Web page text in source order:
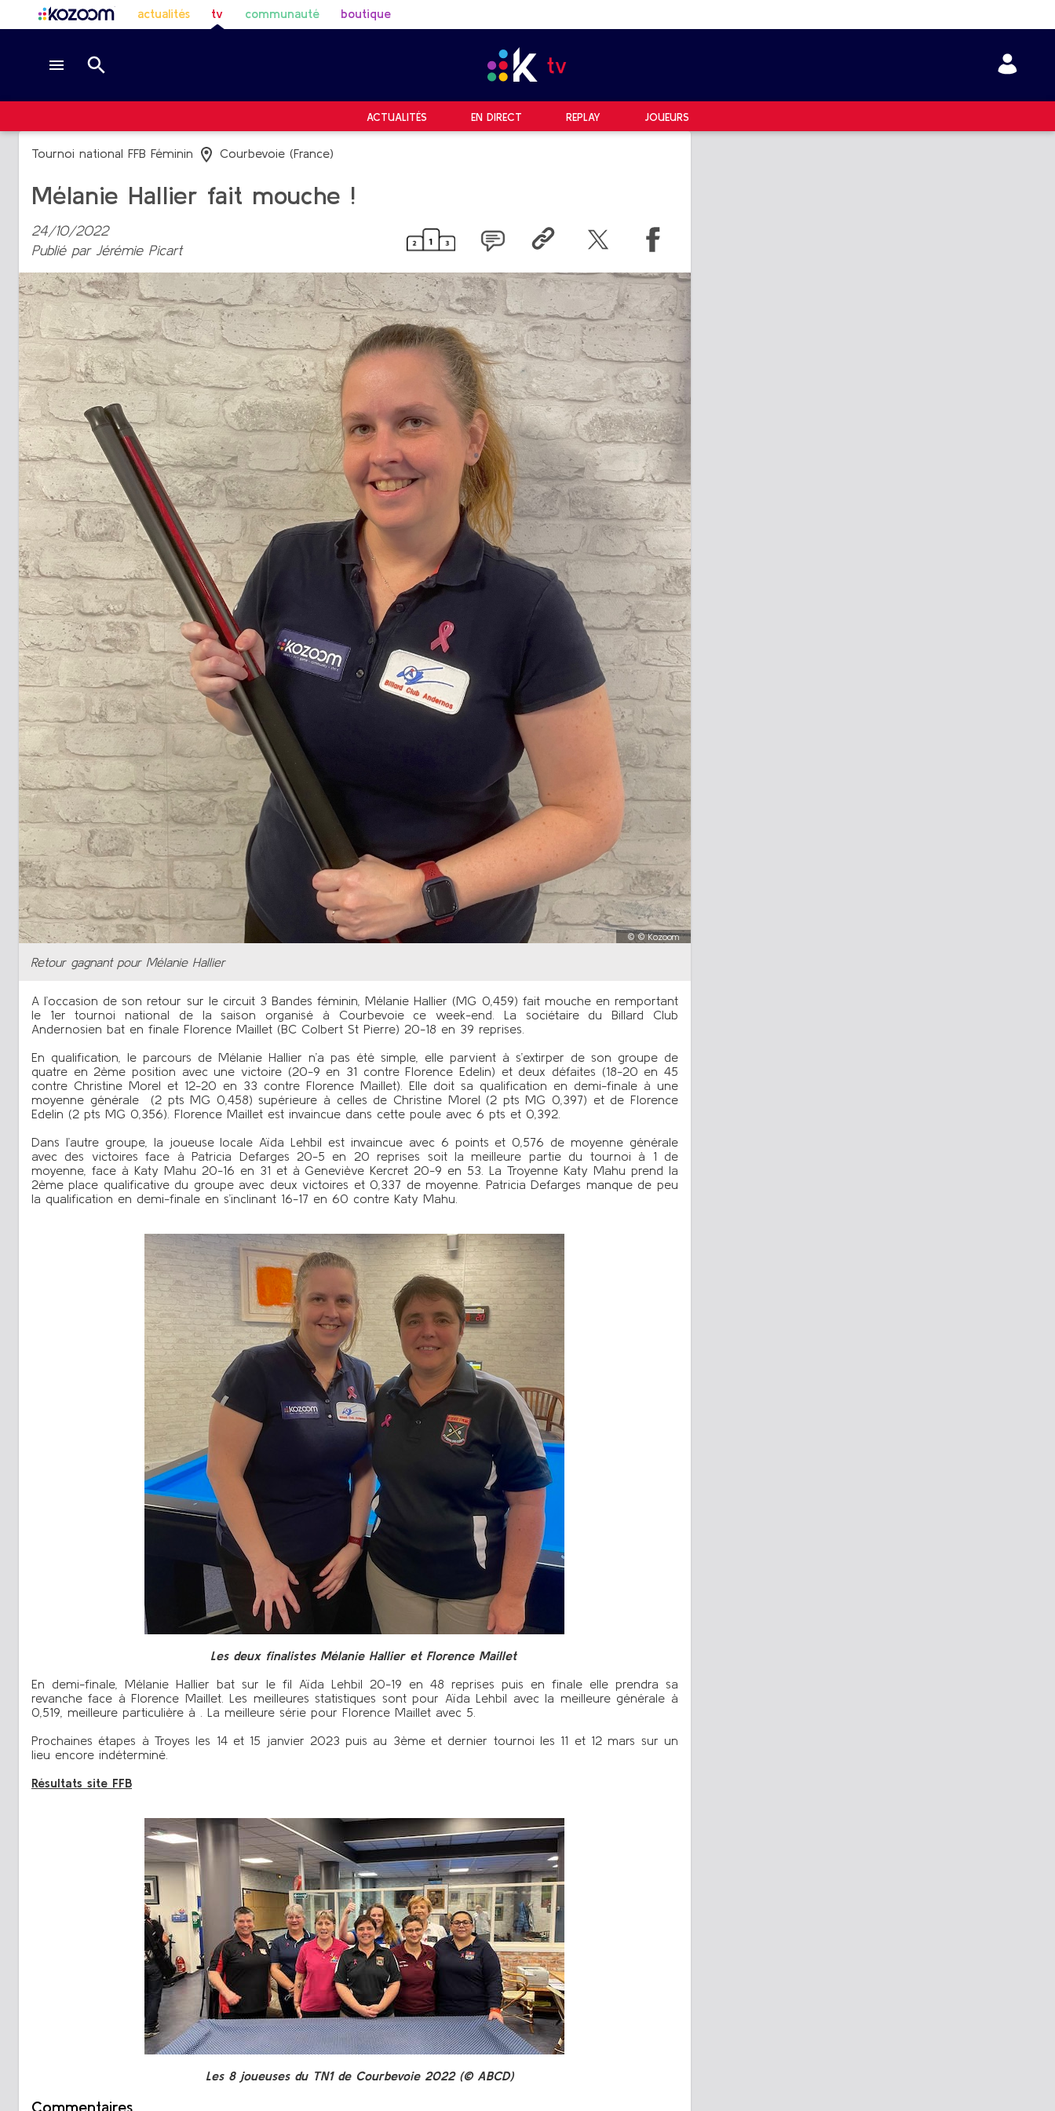
actualités tv communauté boutique
ACTUALITÉS EN DIRECT REPLAY JOUEURS
Tournoi national FFB Féminin Courbevoie (France)
Mélanie Hallier fait mouche !
24/10/2022
Publié par Jérémie Picart
©© Kozoom
Retour gagnant pour Mélanie Hallier
A l’occasion de son retour sur le circuit 3 Bandes féminin, Mélanie Hallier (MG 0,459) fait mouche en remportant
le 1er tournoi national de la saison organisé à Courbevoie ce week-end. La sociétaire du Billard Club
Andernosien bat en finale Florence Maillet (BC Colbert St Pierre) 20-18 en 39 reprises.
En qualification, le parcours de Mélanie Hallier n’a pas été simple, elle parvient à s’extirper de son groupe de
quatre en 2ème position avec une victoire (20-9 en 31 contre Florence Edelin) et deux défaites (18-20 en 45
contre Christine Morel et 12-20 en 33 contre Florence Maillet). Elle doit sa qualification en demi-finale à une
moyenne générale (2 pts MG 0,458) supérieure à celles de Christine Morel (2 pts MG 0,397) et de Florence
Edelin (2 pts MG 0,356). Florence Maillet est invaincue dans cette poule avec 6 pts et 0,392.
Dans l’autre groupe, la joueuse locale Aïda Lehbil est invaincue avec 6 points et 0,576 de moyenne générale
avec des victoires face à Patricia Defarges 20-5 en 20 reprises soit la meilleure partie du tournoi à 1 de
moyenne, face à Katy Mahu 20-16 en 31 et à Geneviève Kercret 20-9 en 53. La Troyenne Katy Mahu prend la
2ème place qualificative du groupe avec deux victoires et 0,337 de moyenne. Patricia Defarges manque de peu
la qualification en demi-finale en s’inclinant 16-17 en 60 contre Katy Mahu.
Les deux finalistes Mélanie Hallier et Florence Maillet
En demi-finale, Mélanie Hallier bat sur le fil Aïda Lehbil 20-19 en 48 reprises puis en finale elle prendra sa
revanche face à Florence Maillet. Les meilleures statistiques sont pour Aïda Lehbil avec la meilleure générale à
0,519, meilleure particulière à . La meilleure série pour Florence Maillet avec 5.
Prochaines étapes à Troyes les 14 et 15 janvier 2023 puis au 3ème et dernier tournoi les 11 et 12 mars sur un
lieu encore indéterminé.
Résultats site FFB
Les 8 joueuses du TN1 de Courbevoie 2022 (© ABCD)
Commentaires